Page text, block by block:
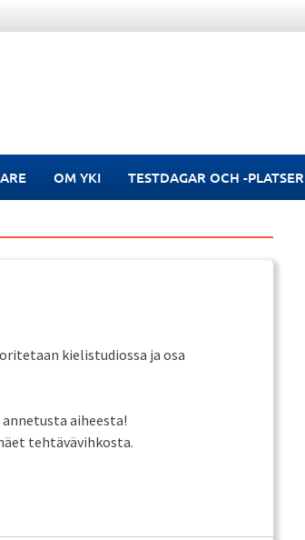
OM YKI TESTDAGAR OCH -PLATSER
kielistudiossa ja osa
aiheesta!
tehtävävihkosta.